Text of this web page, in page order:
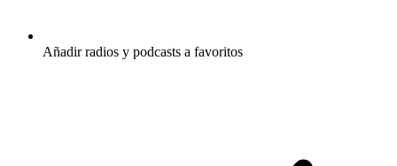
Añadir radios y podcasts a favoritos